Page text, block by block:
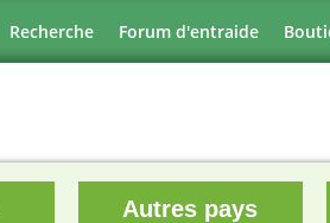
Recherche Forum d'entraide
Autres pays